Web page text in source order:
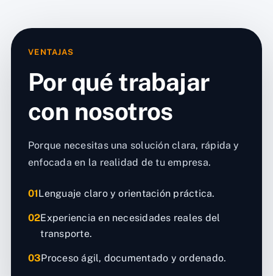
VENTAJAS
Por qué trabajar
con nosotros
Porque necesitas una solución clara, rápida y
enfocada en la realidad de tu empresa.
01Lenguaje claro y orientación práctica.
02Experiencia en necesidades reales del
transporte.
03Proceso ágil, documentado y ordenado.